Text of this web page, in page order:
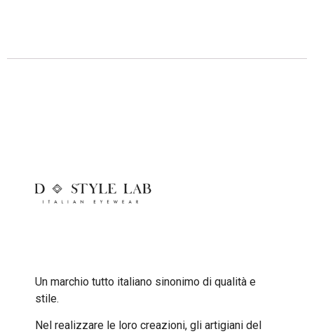
Un marchio tutto italiano sinonimo di qualità e
stile.
Nel realizzare le loro creazioni, gli artigiani del